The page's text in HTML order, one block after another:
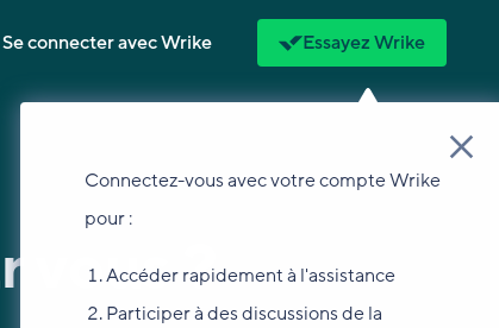
Se connecter avec Wrike Essayez Wrike
Connectez-vous avec votre compte Wrike
pour :
Accéder rapidement à l'assistance
Participer à des discussions de la
vous ?